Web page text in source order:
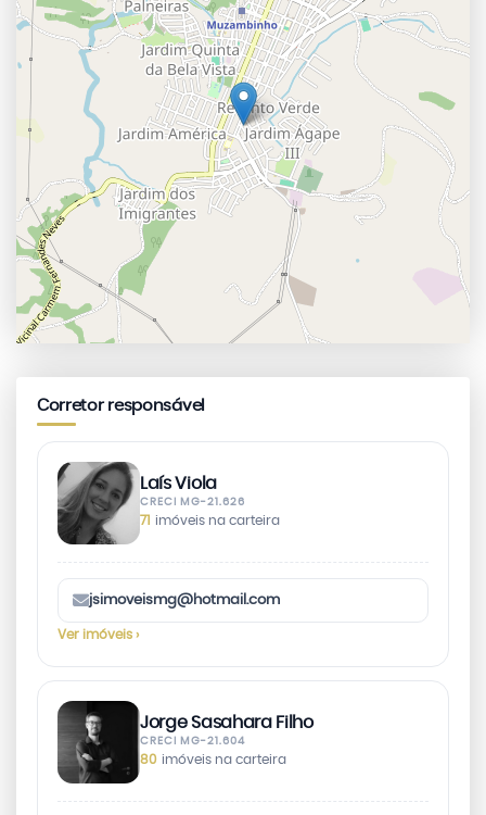
Corretor responsável
Laís Viola
CRECI MG-21.626
71 imóveis na carteira
jsimoveismg@hotmail.com
Ver imóveis ›
Jorge Sasahara Filho
CRECI MG-21.604
80 imóveis na carteira